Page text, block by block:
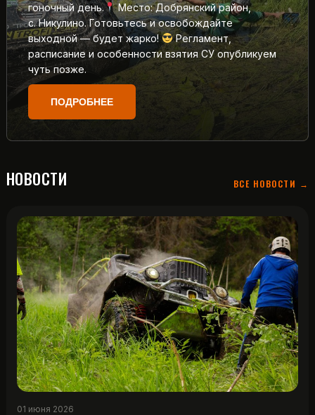
гоночный день.
Место: Добрянский район,
с. Никулино. Готовьтесь и освобождайте
выходной — будет жарко!
Регламент,
расписание и особенности взятия СУ опубликуем
чуть позже.
ПОДРОБНЕЕ
НОВОСТИ ВСЕ НОВОСТИ →
01 июня 2026